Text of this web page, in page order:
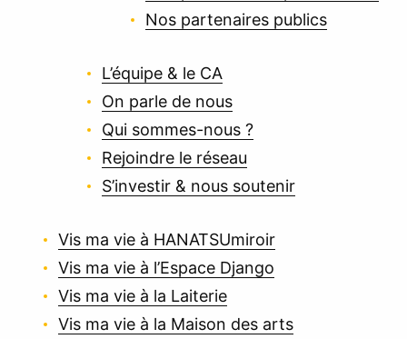
Nos partenaires publics
L’équipe & le CA
On parle de nous
Qui sommes-nous ?
Rejoindre le réseau
S’investir & nous soutenir
Vis ma vie à HANATSUmiroir
Vis ma vie à l’Espace Django
Vis ma vie à la Laiterie
Vis ma vie à la Maison des arts